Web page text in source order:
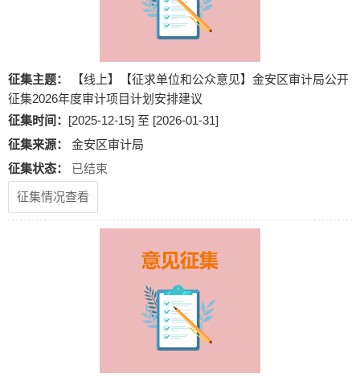
征集主题：
【线上】【征求单位和公众意见】金安区审计局公开
征集2026年度审计项目计划安排建议
征集时间： [2025-12-15] 至 [2026-01-31]
征集来源：
金安区审计局
征集状态：
已结束
征集情况查看